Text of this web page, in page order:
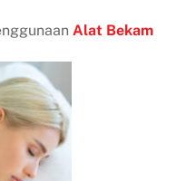
Alat Bekam